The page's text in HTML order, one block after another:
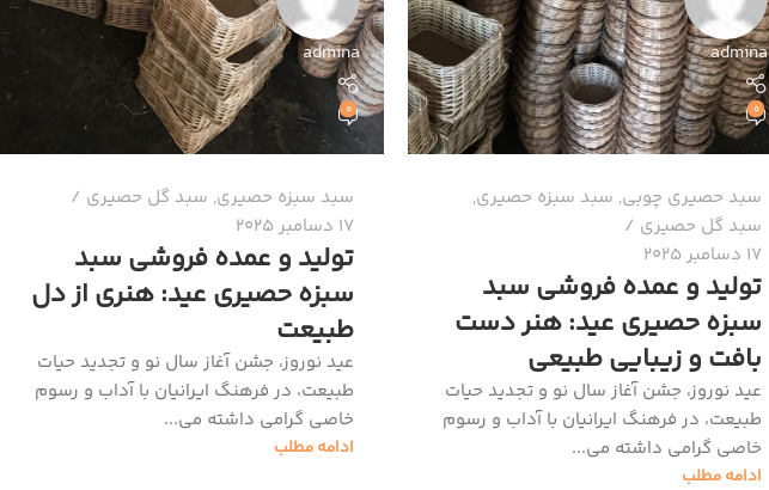
admina
0
سبد حصیری چوبی, سبد سبزه حصیری,
سبد گل حصیری
17 دسامبر 2025
تولید و عمده فروشی سبد
سبزه حصیری عید: هنر دست
بافت و زیبایی طبیعی
عید نوروز، جشن آغاز سال نو و تجدید حیات
طبیعت، در فرهنگ ایرانیان با آداب و رسوم
خاصی گرامی داشته می‌...
ادامه مطلب
admina
0
سبد سبزه حصیری, سبد گل حصیری
17 دسامبر 2025
تولید و عمده فروشی سبد
سبزه حصیری عید: هنری از دل
طبیعت
عید نوروز، جشن آغاز سال نو و تجدید حیات
طبیعت، در فرهنگ ایرانیان با آداب و رسوم
خاصی گرامی داشته می‌...
ادامه مطلب